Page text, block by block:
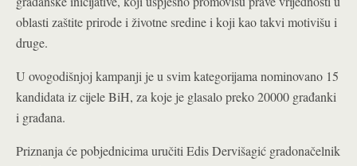
oblasti zaštite prirode i životne sredine i koji kao takvi motivišu i
druge.
U ovogodišnjoj kampanji je u svim kategorijama nominovano 15
kandidata iz cijele BiH, za koje je glasalo preko 20000 građanki
i građana.
Priznanja će pobjednicima uručiti Edis Dervišagić gradonačelnik